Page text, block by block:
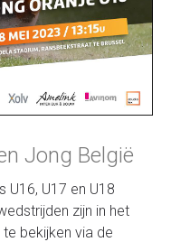
Jong België
U16, U17 en U18
zijn in het
bekijken via de